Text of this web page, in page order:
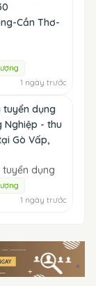
Cần Thơ-
1 ngày trước
tuyển dụng
Nghiệp - thu
Gò Vấp,
tuyển dụng
1 ngày trước